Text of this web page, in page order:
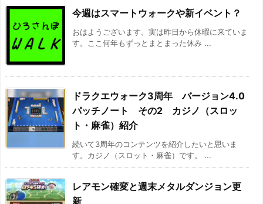
今週はスマートウォークや新イベント？
おはようございます。実は昨日から休暇に来ていま
す。ここ何年もずっとまとまった休み ...
ドラクエウォーク3周年 バージョン4.0
パッチノート その2 カジノ（スロッ
ト・麻雀）紹介
続いて3周年のコンテンツを紹介したいと思いま
す。カジノ（スロット・麻雀）です。 ...
レアモン確変と週末メタルダンジョン更
新